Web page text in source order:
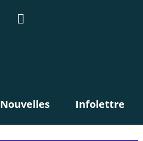
Nouvelles Infolettre